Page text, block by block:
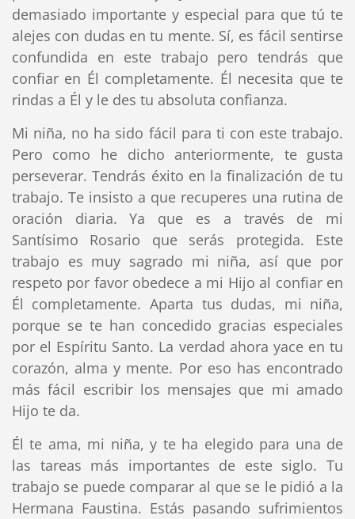
demasiado importante y especial para que tú te
alejes con dudas en tu mente. Sí, es fácil sentirse
confundida en este trabajo pero tendrás que
confiar en Él completamente. Él necesita que te
rindas a Él y le des tu absoluta confianza.
Mi niña, no ha sido fácil para ti con este trabajo.
Pero como he dicho anteriormente, te gusta
perseverar. Tendrás éxito en la finalización de tu
trabajo. Te insisto a que recuperes una rutina de
oración diaria. Ya que es a través de mi
Santísimo Rosario que serás protegida. Este
trabajo es muy sagrado mi niña, así que por
respeto por favor obedece a mi Hijo al confiar en
Él completamente. Aparta tus dudas, mi niña,
porque se te han concedido gracias especiales
por el Espíritu Santo. La verdad ahora yace en tu
corazón, alma y mente. Por eso has encontrado
más fácil escribir los mensajes que mi amado
Hijo te da.
Él te ama, mi niña, y te ha elegido para una de
las tareas más importantes de este siglo. Tu
trabajo se puede comparar al que se le pidió a la
Hermana Faustina. Estás pasando sufrimientos